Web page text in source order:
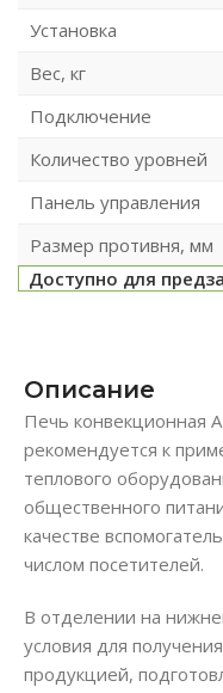
Установка
Вес, кг
Подключение
Количество уровней
Панель управления
Размер противня, мм
Доступно для
Описание
Печь конвекционная
рекомендуется к
теплового
общественного
качестве
числом посетителей.
В отделении на
условия для
продукцией,